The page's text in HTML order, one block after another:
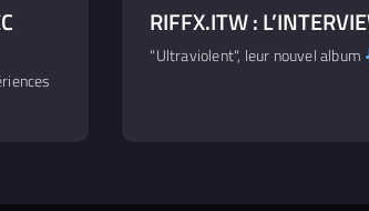
RIFFX.ITW :
"Ultraviolent", leur nouvel album